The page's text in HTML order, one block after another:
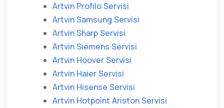
Artvin Profilo Servisi
Artvin Samsung Servisi
Artvin Sharp Servisi
Artvin Siemens Servisi
Artvin Hoover Servisi
Artvin Haier Servisi
Artvin Hisense Servisi
Artvin Hotpoint Ariston Servisi